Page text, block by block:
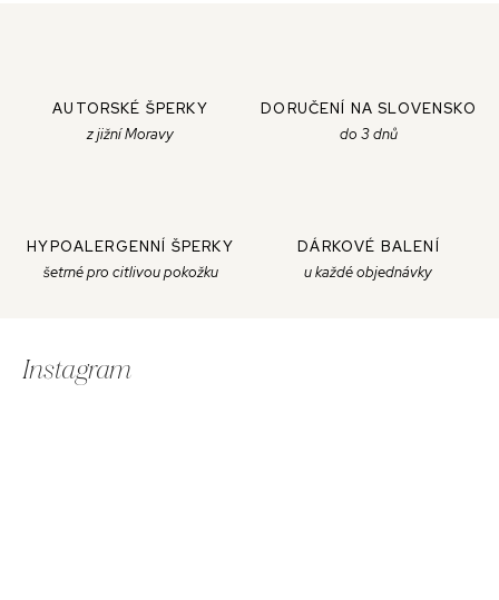
AUTORSKÉ ŠPERKY
z jižní Moravy
DORUČENÍ NA SLOVENSKO
do 3 dnů
HYPOALERGENNÍ ŠPERKY
šetrné pro citlivou pokožku
DÁRKOVÉ BALENÍ
u každé objednávky
Instagram